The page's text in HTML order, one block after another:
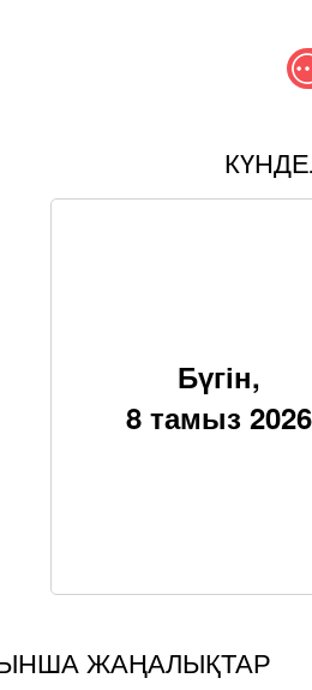
Бүгін,
8 тамыз 2026
ЖАҢАЛЫҚТАР